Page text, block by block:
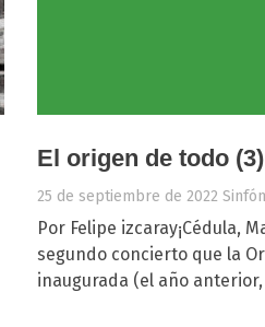
El origen de todo (3)
25 de septiembre de 2022
Por Felipe izcaray¡Cédula,
segundo concierto que la
inaugurada (el año anterior,